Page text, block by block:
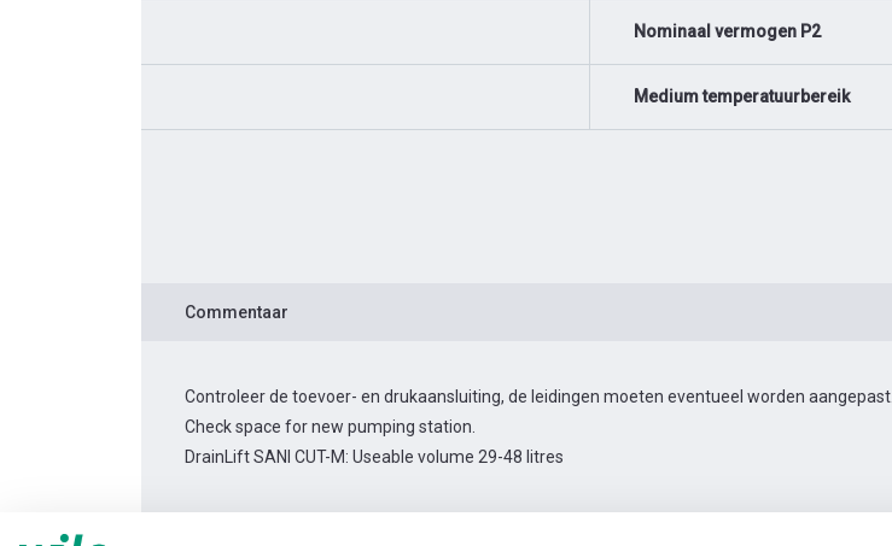
Nominaal vermogen P2
Medium temperatuurbereik
Commentaar
Controleer de toevoer- en drukaansluiting, de leidingen moeten eventueel worden aangepast.
Check space for new pumping station.
DrainLift SANI CUT-M: Useable volume 29-48 litres